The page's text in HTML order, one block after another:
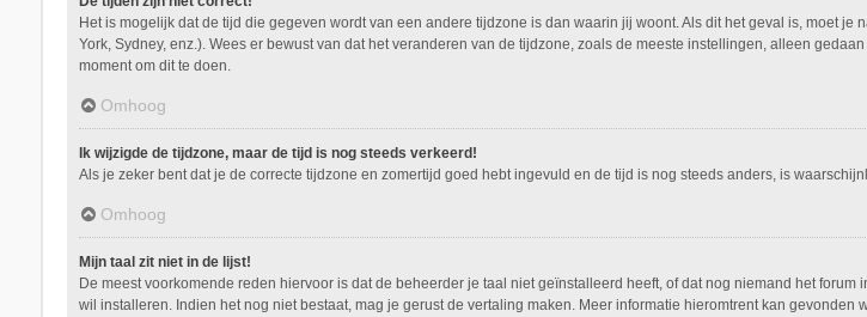
Het is mogelijk dat de tijd die gegeven wordt van een andere tijdzone is dan waarin jij woont. Als dit het geval is, moet
York, Sydney, enz.). Wees er bewust van dat het veranderen van de tijdzone, zoals de meeste instellingen, alleen
moment om dit te doen.
Omhoog
Ik wijzigde de tijdzone, maar de tijd is nog steeds verkeerd!
Als je zeker bent dat je de correcte tijdzone en zomertijd goed hebt ingevuld en de tijd is nog steeds anders, is
Omhoog
Mijn taal zit niet in de lijst!
De meest voorkomende reden hiervoor is dat de beheerder je taal niet geïnstalleerd heeft, of dat nog niemand het
wil installeren. Indien het nog niet bestaat, mag je gerust de vertaling maken. Meer informatie hieromtrent kan